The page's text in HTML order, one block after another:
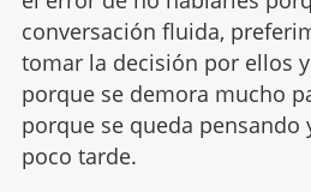
conversación fluida,
tomar la decisión por ellos y
porque se demora mucho
porque se queda pensando
poco tarde.